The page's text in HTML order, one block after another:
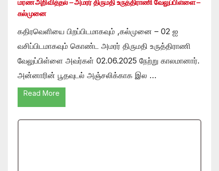
மரண அறிவித்தல் – அமரர் திருமதி உருத்திராணி வேலுப்பிள்ளை –
கல்முனை
கதிரவெளியை பிறப்பிடமாகவும் ,கல்முனை – 02 ஐ
வசிப்பிடமாகவும் கொண்ட அமரர் திருமதி உருத்திராணி
வேலுப்பிள்ளை அவர்கள் 02.06.2025 நேற்று காலமானார்.
அன்னாரின் பூதவுடல் அஞ்சலிக்காக இல …
Read More